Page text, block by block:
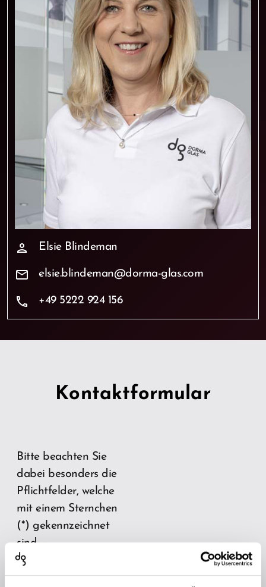
person Elsie Blindeman
mail elsie.blindeman@dorma-glas.com
phone +49 5222 924 156
Kontaktformular
Bitte beachten Sie
dabei besonders die
Pflichtfelder, welche
mit einem Sternchen
(*) gekennzeichnet
sind.